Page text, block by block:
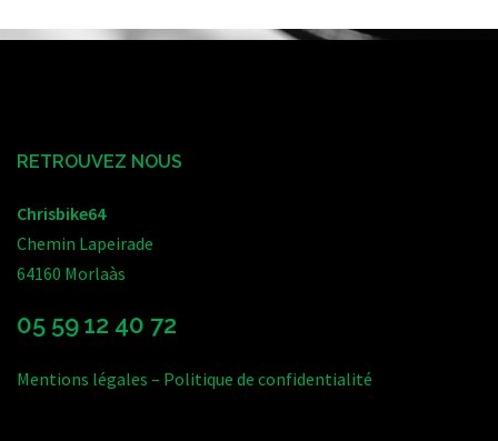
RETROUVEZ NOUS
Chrisbike64
Chemin Lapeirade
64160 Morlaàs
05 59 12 40 72
Mentions légales – Politique de confidentialité